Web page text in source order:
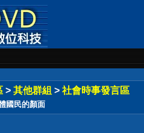
> 其他群組 > 社會時事發言區
國民的顏面